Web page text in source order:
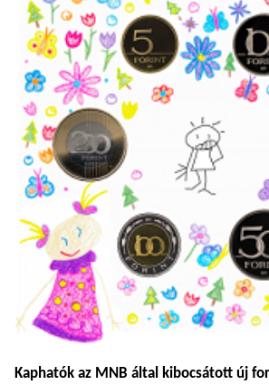
Kaphatók az MNB által kibocsátott új